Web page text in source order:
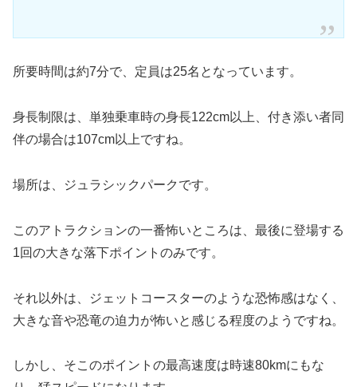
所要時間は約7分で、定員は25名となっています。
身長制限は、単独乗車時の身長122cm以上、付き添い者同
伴の場合は107cm以上ですね。
場所は、ジュラシックパークです。
このアトラクションの一番怖いところは、最後に登場する
1回の大きな落下ポイントのみです。
それ以外は、ジェットコースターのような恐怖感はなく、
大きな音や恐竜の迫力が怖いと感じる程度のようですね。
しかし、そこのポイントの最高速度は時速80kmにもな